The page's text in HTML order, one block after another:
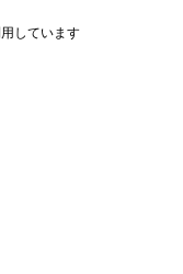
しています